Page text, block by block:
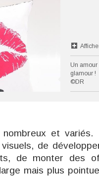
Un amour
glamour !
©DR
et variés.
de
de monter des
mais plus